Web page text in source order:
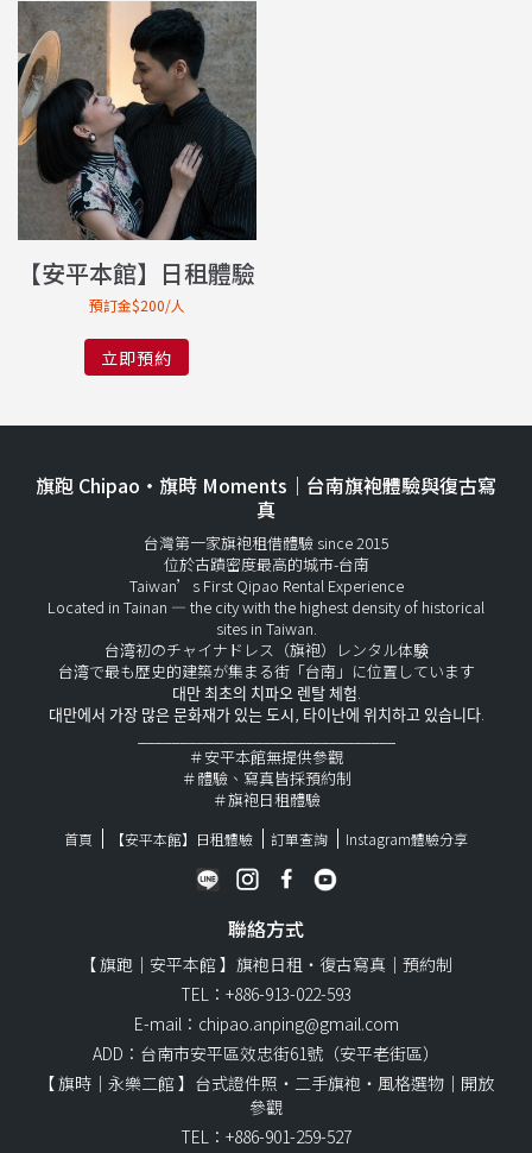
【安平本館】日租體驗
預訂金$200/人
立即預約
旗跑 Chipao・旗時 Moments｜台南旗袍體驗與復古寫
真
台灣第一家旗袍租借體驗 since 2015
位於古蹟密度最高的城市-台南
Taiwan’s First Qipao Rental Experience
Located in Tainan — the city with the highest density of historical
sites in Taiwan.
台湾初のチャイナドレス（旗袍）レンタル体験
台湾で最も歴史的建築が集まる街「台南」に位置しています
대만 최초의 치파오 렌탈 체험.
대만에서 가장 많은 문화재가 있는 도시, 타이난에 위치하고 있습니다.
＃安平本館無提供參觀
＃體驗、寫真皆採預約制
＃旗袍日租體驗
首頁 【安平本館】日租體驗 訂單查詢 Instagram體驗分享
聯絡方式
【 旗跑｜安平本館 】旗袍日租・復古寫真｜預約制
TEL：+886-913-022-593
E-mail：chipao.anping@gmail.com
ADD：台南市安平區效忠街61號（安平老街區）
【 旗時｜永樂二館 】台式證件照・二手旗袍・風格選物｜開放
參觀
TEL：+886-901-259-527